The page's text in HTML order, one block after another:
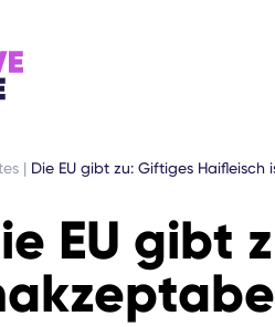
| Die EU gibt zu: Giftiges Haifleisch
EU gibt